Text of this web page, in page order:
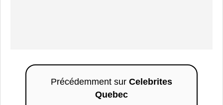
Précédemment sur Celebrites
Quebec